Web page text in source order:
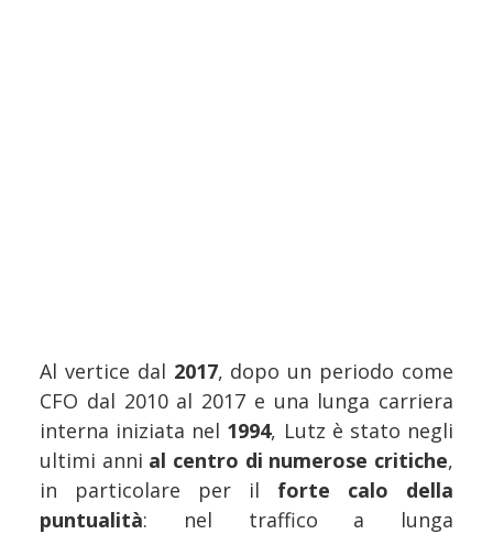
Al vertice dal 2017, dopo un periodo come
CFO dal 2010 al 2017 e una lunga carriera
interna iniziata nel 1994, Lutz è stato negli
ultimi anni al centro di numerose critiche,
in particolare per il forte calo della
puntualità: nel traffico a lunga